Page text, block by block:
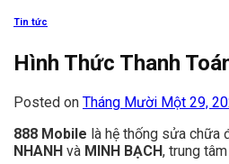
Tin tức
Hình Thức Thanh
Posted on Tháng Mười Một 29,
888 Mobile là hệ thống sửa chữa
NHANH và MINH BẠCH, trung